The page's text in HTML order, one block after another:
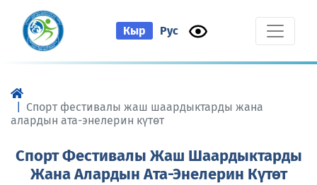
Кыр Рус
Спорт фестивалы жаш шаардыктарды жана
алардын ата-энелерин күтөт
Спорт Фестивалы Жаш Шаардыктарды
Жана Алардын Ата-Энелерин Күтөт